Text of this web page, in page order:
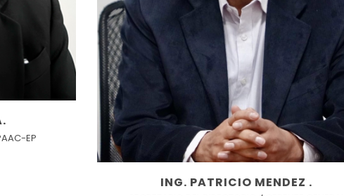
EP
ING. PATRICIO MENDEZ .